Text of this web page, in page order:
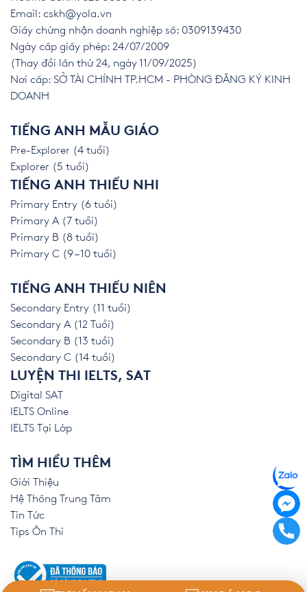
Email: cskh@yola.vn
Giấy chứng nhận doanh nghiệp số: 0309139430
Ngày cấp giấy phép: 24/07/2009
(Thay đổi lần thứ 24, ngày 11/09/2025)
Nơi cấp: SỞ TÀI CHÍNH TP.HCM - PHÒNG ĐĂNG KÝ KINH
DOANH
TIẾNG ANH MẪU GIÁO
Pre-Explorer (4 tuổi)
Explorer (5 tuổi)
TIẾNG ANH THIẾU NHI
Primary Entry (6 tuổi)
Primary A (7 tuổi)
Primary B (8 tuổi)
Primary C (9 – 10 tuổi)
TIẾNG ANH THIẾU NIÊN
Secondary Entry (11 tuổi)
Secondary A (12 Tuổi)
Secondary B (13 tuổi)
Secondary C (14 tuổi)
LUYỆN THI IELTS, SAT
Digital SAT
IELTS Online
IELTS Tại Lớp
TÌM HIỂU THÊM
Giới Thiệu
Hệ Thống Trung Tâm
Tin Tức
Tips Ôn Thi